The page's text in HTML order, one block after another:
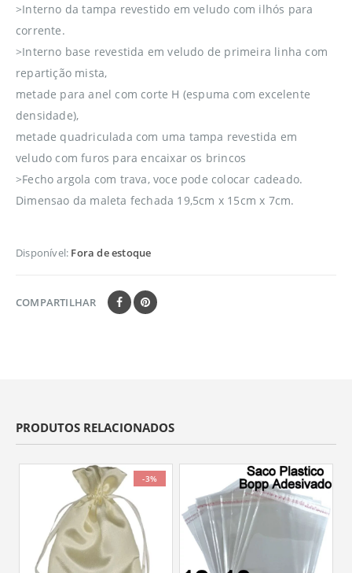
>Interno da tampa revestido em veludo com ilhós para
corrente.
>Interno base revestida em veludo de primeira linha com
repartição mista,
metade para anel com corte H (espuma com excelente
densidade),
metade quadriculada com uma tampa revestida em
veludo com furos para encaixar os brincos
>Fecho argola com trava, voce pode colocar cadeado.
Dimensao da maleta fechada 19,5cm x 15cm x 7cm.
Disponível: Fora de estoque
COMPARTILHAR
PRODUTOS RELACIONADOS
-3%